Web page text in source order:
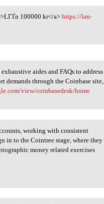
100000 kr</a>https://lan-
aides and FAQs to address
demands through the Coinbase site,
view/coinbasedesk/home
working with consistent
in to the Cointree stage, where they
money related exercises